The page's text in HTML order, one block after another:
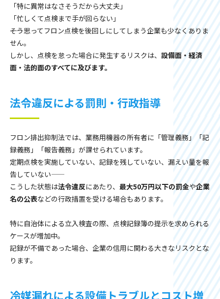
「特に異常はなさそうだから大丈夫」
「忙しくて点検まで手が回らない」
――そう思ってフロン点検を後回しにしてしまう企業も少なくありま
せん。
しかし、点検を怠った場合に発生するリスクは、 設備面・経済
面・法的面のすべてに及びます。
法令違反による罰則・行政指導
フロン排出抑制法では、業務用機器の所有者に「管理義務」「記
録義務」「報告義務」が課せられています。
定期点検を実施していない、記録を残していない、漏えい量を報
告していない――
こうした状態は法令違反にあたり、 最大50万円以下の罰金や企業
名の公表などの行政措置を受ける場合もあります。
特に自治体による立入検査の際、点検記録簿の提示を求められる
ケースが増加中。
記録が不備であった場合、企業の信用に関わる大きなリスクとな
ります。
冷媒漏れによる設備トラブルとコスト増